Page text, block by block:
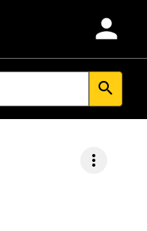
person
search
more_vert